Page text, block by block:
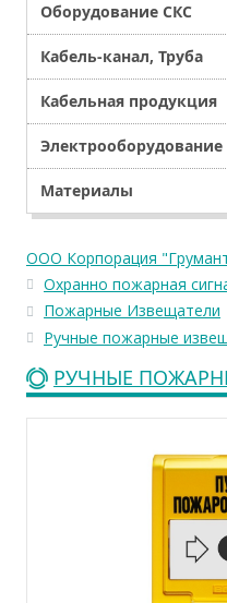
Оборудование СКС
Кабель-канал, Труба
Кабельная продукция
Электрооборудование
Материалы
ООО Корпорация
Охранно пожарная
Пожарные Извещатели
Ручные пожарные
РУЧНЫЕ